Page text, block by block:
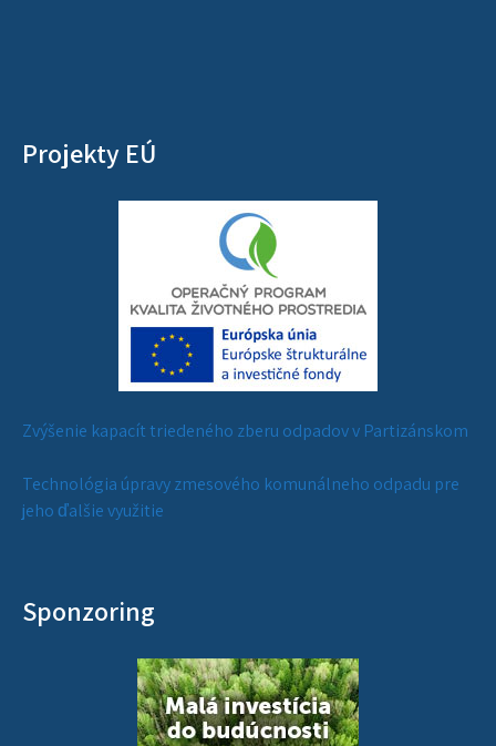
Projekty EÚ
Zvýšenie kapacít triedeného zberu odpadov v Partizánskom
Technológia úpravy zmesového komunálneho odpadu pre
jeho ďalšie využitie
Sponzoring